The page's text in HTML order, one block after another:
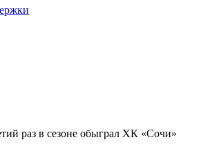
раз в сезоне обыграл ХК «Сочи»